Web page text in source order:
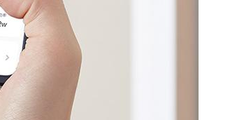
Aqara智能灯控套装,提升生活
2
元